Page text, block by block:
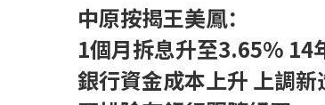
中原按揭王美鳳：
1個月拆息升至3.65%
銀行資金成本上升 上調